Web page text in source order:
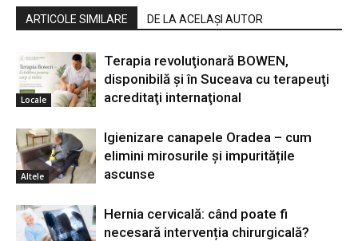
ARTICOLE SIMILARE DE LA ACELAȘI AUTOR
Locale
Terapia revoluţionară BOWEN,
disponibilă şi în Suceava cu terapeuţi
acreditaţi internaţional
Altele
Igienizare canapele Oradea – cum
elimini mirosurile și impuritățile
ascunse
Hernia cervicală: când poate fi
necesară intervenția chirurgicală?